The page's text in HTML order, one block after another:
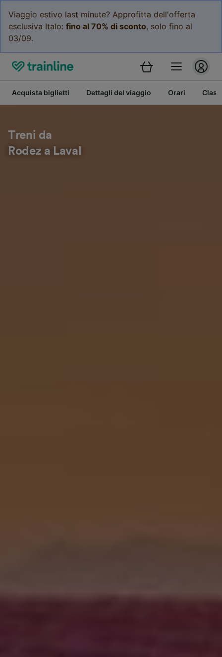
Viaggio estivo last minute? Approfitta dell'offerta
esclusiva Italo: fino al 70% di sconto, solo fino al
03/09.
Acquista biglietti Dettagli del viaggio Orari
Treni da
Rodez a Laval